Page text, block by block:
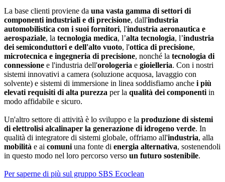
La base clienti proviene da una vasta gamma di settori di
componenti industriali e di precisione, dall'industria
automobilistica con i suoi fornitori, l'industria aeronautica e
aerospaziale, la tecnologia medica, l’alta tecnologia, l’industria
dei semiconduttori e dell'alto vuoto, l'ottica di precisione,
microtecnica e ingegneria di precisione, nonché la tecnologia di
connessione e l'industria dell'orologeria e gioielleria. Con i nostri
sistemi innovativi a camera (soluzione acquosa, lavaggio con
solvente) e sistemi di immersione in linea soddisfiamo anche i più
elevati requisiti di alta purezza per la qualità dei componenti in
modo affidabile e sicuro.
Un'altro settore di attività è lo sviluppo e la produzione di sistemi
di elettrolisi alcalinaper la generazione di idrogeno verde. In
qualità di integratore di sistemi globale, offriamo all'industria, alla
mobilità e ai comuni una fonte di energia alternativa, sostenendoli
in questo modo nel loro percorso verso un futuro sostenibile.
Per saperne di più sul gruppo SBS Ecoclean